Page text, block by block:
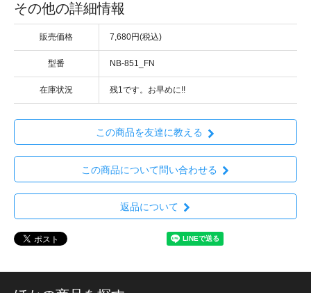
その他の詳細情報
販売価格 7,680円(税込)
型番 NB-851_FN
在庫状況 残1です。お早めに!!
この商品を友達に教える
この商品について問い合わせる
返品について